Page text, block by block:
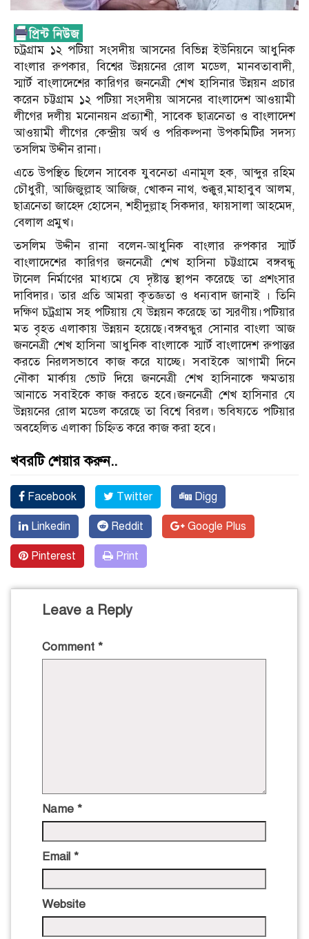
চট্রগ্রাম ১২ পটিয়া সংসদীয় আসনের বিভিন্ন ইউনিয়নে আধুনিক
বাংলার রুপকার, বিশ্বের উন্নয়নের রোল মডেল, মানবতাবাদী,
স্মার্ট বাংলাদেশের কারিগর জননেত্রী শেখ হাসিনার উন্নয়ন প্রচার
করেন চট্টগ্রাম ১২ পটিয়া সংসদীয় আসনের বাংলাদেশ আওয়ামী
লীগের দলীয় মনোনয়ন প্রত্যাশী, সাবেক ছাত্রনেতা ও বাংলাদেশ
আওয়ামী লীগের কেন্দ্রীয় অর্থ ও পরিকল্পনা উপকমিটির সদস্য
তসলিম উদ্দীন রানা।
এতে উপস্থিত ছিলেন সাবেক যুবনেতা এনামূল হক, আব্দুর রহিম
চৌধুরী, আজিজুল্লাহ আজিজ, খোকন নাথ, শুক্কুর,মাহাবুব আলম,
ছাত্রনেতা জাহেদ হোসেন, শহীদুল্লাহ্ সিকদার, ফায়সালা আহমেদ,
বেলাল প্রমুখ।
তসলিম উদ্দীন রানা বলেন-আধুনিক বাংলার রুপকার স্মার্ট
বাংলাদেশের কারিগর জননেত্রী শেখ হাসিনা চট্টগ্রামে বঙ্গবন্ধু
টানেল নির্মাণের মাধ্যমে যে দৃষ্টান্ত স্থাপন করেছে তা প্রশংসার
দাবিদার। তার প্রতি আমরা কৃতজ্ঞতা ও ধন্যবাদ জানাই । তিনি
দক্ষিণ চট্রগ্রাম সহ পটিয়ায় যে উন্নয়ন করেছে তা স্মরণীয়।পটিয়ার
মত বৃহত এলাকায় উন্নয়ন হয়েছে।বঙ্গবন্ধুর সোনার বাংলা আজ
জননেত্রী শেখ হাসিনা আধুনিক বাংলাকে স্মার্ট বাংলাদেশ রুপান্তর
করতে নিরলসভাবে কাজ করে যাচ্ছে। সবাইকে আগামী দিনে
নৌকা মার্কায় ভোট দিয়ে জননেত্রী শেখ হাসিনাকে ক্ষমতায়
আনাতে সবাইকে কাজ করতে হবে।জননেত্রী শেখ হাসিনার যে
উন্নয়নের রোল মডেল করেছে তা বিশ্বে বিরল। ভবিষ্যতে পটিয়ার
অবহেলিত এলাকা চিহ্নিত করে কাজ করা হবে।
খবরটি শেয়ার করুন..
Facebook Twitter Digg
Linkedin Reddit Google Plus
Pinterest Print
Leave a Reply
Comment *
Name *
Email *
Website